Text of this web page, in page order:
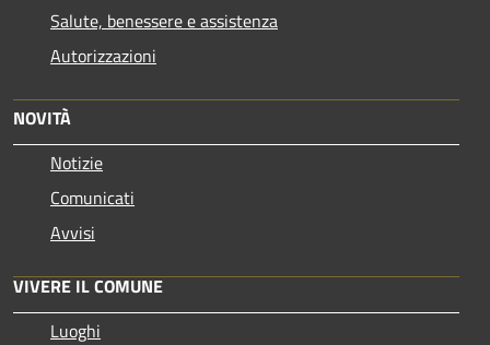
Salute, benessere e assistenza
Autorizzazioni
NOVITÀ
Notizie
Comunicati
Avvisi
VIVERE IL COMUNE
Luoghi